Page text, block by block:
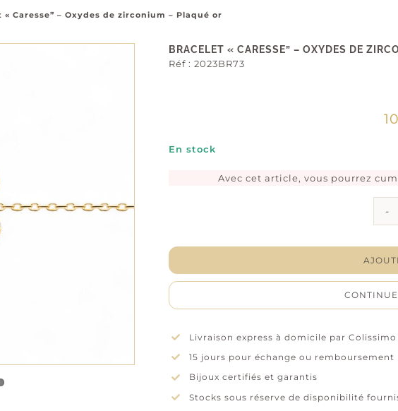
« Caresse” – Oxydes de zirconium – Plaqué or
BRACELET « CARESSE” – OXYDES DE
Réf :2023BR73
En stock
Avec cet article, vous pourrez
Livraison express à domicile par Colissimo
15 jours pour échange ou remboursement
Bijoux certifiés et garantis
Stocks sous réserve de disponibilité